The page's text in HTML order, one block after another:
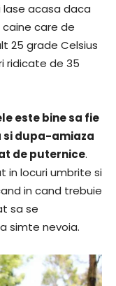
acasa daca
care de
25 grade Celsius
ridicate de 35
este bine sa fie
si dupa-amiaza
de puternice.
in locuri umbrite si
in cand trebuie
sa se
simte nevoia.